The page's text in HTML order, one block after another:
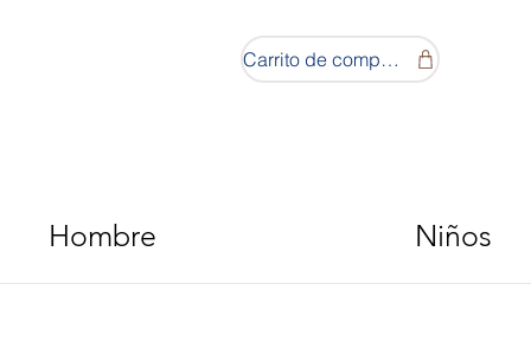
Carrito de compras
Hombre Niños